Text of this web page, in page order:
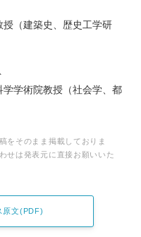
（建築史、歴史工学研
学術院教授（社会学、都
をそのまま掲載しておりま
せは発表元に直接お願いいた
原文(PDF)